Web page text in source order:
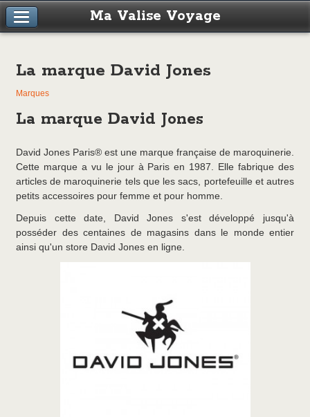
Ma Valise Voyage
La marque David Jones
Marques
La marque David Jones
David Jones Paris® est une marque française de maroquinerie.
Cette marque a vu le jour à Paris en 1987. Elle fabrique des
articles de maroquinerie tels que les sacs, portefeuille et autres
petits accessoires pour femme et pour homme.
Depuis cette date, David Jones s'est développé jusqu'à
posséder des centaines de magasins dans le monde entier
ainsi qu'un store David Jones en ligne.